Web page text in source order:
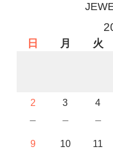
日 月 火
2
－
3
－
4
－
9 10 11